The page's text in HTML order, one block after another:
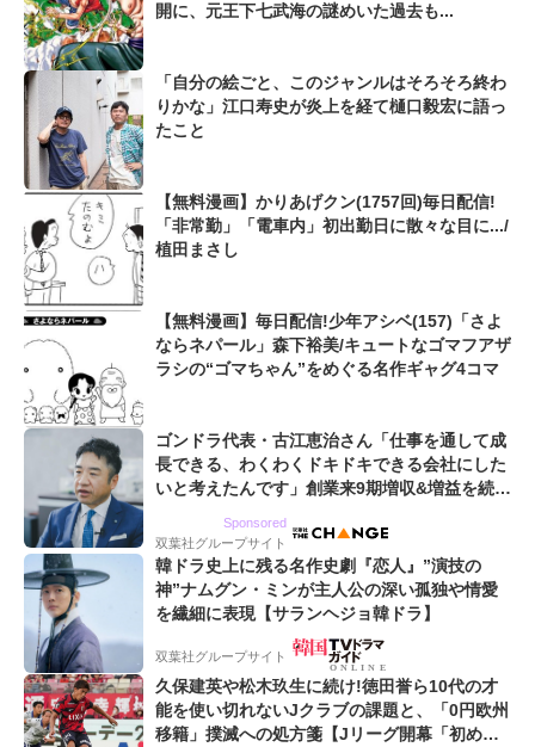
開に、元王下七武海の謎めいた過去も...
「自分の絵ごと、このジャンルはそろそろ終わ
りかな」江口寿史が炎上を経て樋口毅宏に語っ
たこと
【無料漫画】かりあげクン(1757回)毎日配信!
「非常勤」「電車内」初出勤日に散々な目に.../
植田まさし
【無料漫画】毎日配信!少年アシベ(157)「さよ
ならネパール」森下裕美/キュートなゴマフアザ
ラシの“ゴマちゃん”をめぐる名作ギャグ4コマ
ゴンドラ代表・古江恵治さん「仕事を通して成
長できる、わくわくドキドキできる会社にした
いと考えたんです」創業来9期増収&増益を続け
Sponsored
双葉社グループサイト
韓ドラ史上に残る名作史劇『恋人』”演技の
神”ナムグン・ミンが主人公の深い孤独や情愛
を繊細に表現【サランヘジョ韓ドラ】
双葉社グループサイト
久保建英や松木玖生に続け!徳田誉ら10代の才
能を使い切れないJクラブの課題と、「0円欧州
移籍」撲滅への処方箋【Jリーグ開幕「初めて